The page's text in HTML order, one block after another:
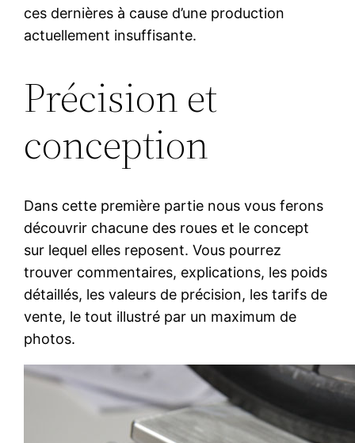
ces dernières à cause d’une production
actuellement insuffisante.
Précision et
conception
Dans cette première partie nous vous ferons
découvrir chacune des roues et le concept
sur lequel elles reposent. Vous pourrez
trouver commentaires, explications, les poids
détaillés, les valeurs de précision, les tarifs de
vente, le tout illustré par un maximum de
photos.